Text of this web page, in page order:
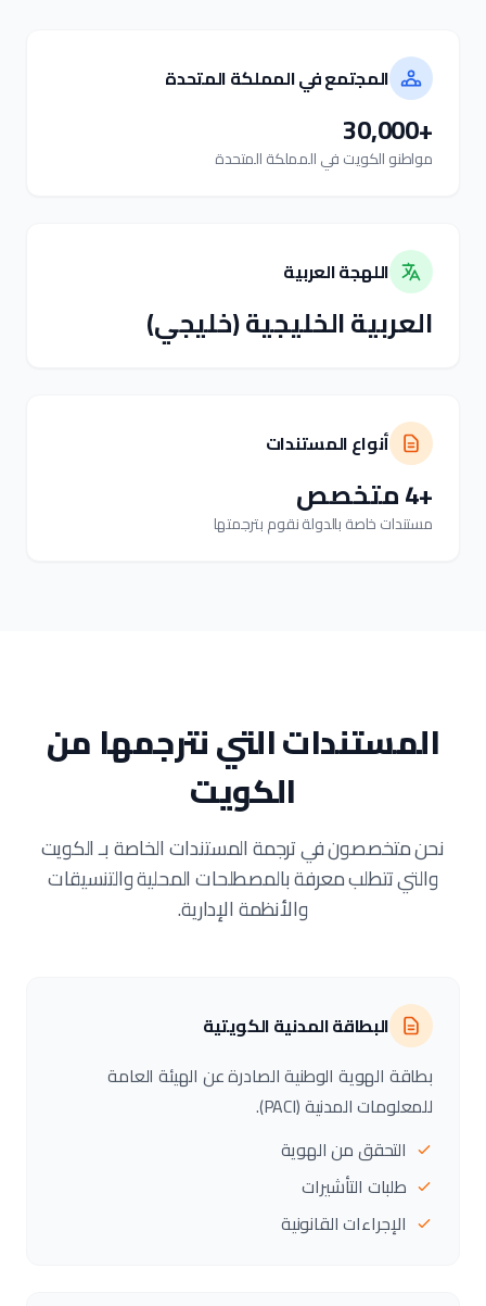
المجتمع في المملكة المتحدة
+30,000
مواطنو الكويت في المملكة المتحدة
اللهجة العربية
العربية الخليجية (خليجي)
أنواع المستندات
+4 متخصص
مستندات خاصة بالدولة نقوم بترجمتها
المستندات التي نترجمها من
الكويت
نحن متخصصون في ترجمة المستندات الخاصة بـ الكويت
والتي تتطلب معرفة بالمصطلحات المحلية والتنسيقات
والأنظمة الإدارية.
البطاقة المدنية الكويتية
بطاقة الهوية الوطنية الصادرة عن الهيئة العامة
للمعلومات المدنية (PACI).
التحقق من الهوية
طلبات التأشيرات
الإجراءات القانونية